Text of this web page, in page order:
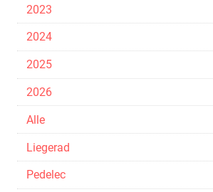
2023
2024
2025
2026
Alle
Liegerad
Pedelec